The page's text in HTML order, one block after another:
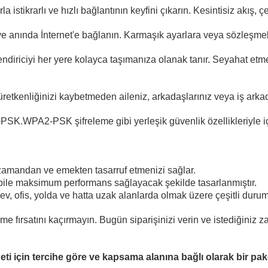
ve hızlı bağlantının keyfini çıkarın. Kesintisiz
anında İnternet'e bağlanın. Karmaşık ayarlara veya
her yere kolayca taşımanıza olanak tanır. Seyahat
kaybetmeden aileniz, arkadaşlarınız veya iş
PSK.WPA2-PSK şifreleme gibi yerleşik güvenlik özellikleriyle
ve emekten tasarruf etmenizi sağlar.
maksimum performans sağlayacak şekilde tasarlanmıştır.
ofis, yolda ve hatta uzak alanlarda olmak üzere çeşitli
fırsatını kaçırmayın. Bugün siparişinizi verin ve istediğiniz
için tercihe göre ve kapsama alanına bağlı olarak bir